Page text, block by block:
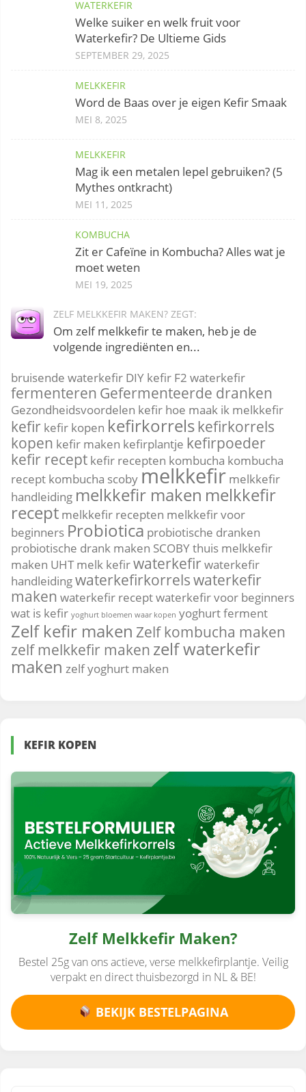
WATERKEFIR
Welke suiker en welk fruit voor
Waterkefir? De Ultieme Gids
SEPTEMBER 29, 2025
MELKKEFIR
Word de Baas over je eigen Kefir Smaak
MEI 8, 2025
MELKKEFIR
Mag ik een metalen lepel gebruiken? (5
Mythes ontkracht)
MEI 11, 2025
KOMBUCHA
Zit er Cafeïne in Kombucha? Alles wat je
moet weten
MEI 19, 2025
ZELF MELKKEFIR MAKEN? ZEGT:
Om zelf melkkefir te maken, heb je de
volgende ingrediënten en...
bruisende waterkefir DIY kefir F2 waterkefir
fermenteren Gefermenteerde dranken
Gezondheidsvoordelen kefir hoe maak ik melkkefir
kefir kefir kopen kefirkorrelskefirkorrels
kopen kefir maken kefirplantje kefirpoeder
kefir recept kefir recepten kombucha kombucha
recept kombucha scoby melkkefir melkkefir
handleiding melkkefir maken melkkefir
recept melkkefir recepten melkkefir voor
beginners Probiotica probiotische dranken
probiotische drank maken SCOBYthuis melkkefir
maken UHT melk kefirwaterkefirwaterkefir
handleidingwaterkefirkorrelswaterkefir
maken waterkefir receptwaterkefir voor beginners
wat is kefir yoghurt bloemen waar kopen yoghurt ferment
Zelf kefir maken Zelf kombucha maken
zelf melkkefir maken zelf waterkefir
maken zelf yoghurt maken
KEFIR KOPEN
Zelf Melkkefir Maken?
Bestel 25g van ons actieve, verse melkkefirplantje. Veilig
verpakt en direct thuisbezorgd in NL & BE!
BEKIJK BESTELPAGINA